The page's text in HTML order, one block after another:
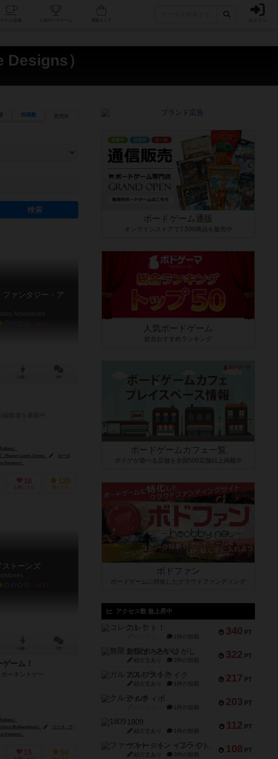
人気ボードゲーム ログイン
）
投稿数
定することができます。マニュアルを読む時間や参加者へのルール説明時間は含まれていないため、初めて
ステムを理解できるよう、中世ファンタジー・クッキング・海賊同士の対決など、ゲームコンセプトを絞
システムです。主にボードゲームに慣れている方向けの絞込機能です。例えば「ダイスロール」はランダ
ファンタジー・ア
Adventures
6.4
）
Rupert Lewis Jones）
ルーカス・ラセルダ（Lucas Lacerda）
Designs）
16
お気に入り
120
持ってる
ストーンズ
6.2
ーム！
ーネントゲー
）
McNaughton）
リース・ウォルトン（Leith Walton）
Designs）
15 50
ボードゲーム通販
オンラインストアで7,500商品を販売中
人気ボードゲーム
総合おすすめランキング
ボードゲームカフェ一覧
ボドゲが遊べる店舗を全国500店舗以上掲載中
ボドファン
ボードゲームに特化したクラウドファンディング
アクセス数 急上昇中
340 PT
コレクト！
1件の投稿
322 PT
無限まちがいさがし
紹介文あり 2件の投稿
217 PT
ガルフストライク
紹介文あり 1件の投稿
203 PT
クルティボ
1件の投稿
112 PT
1809
紹介文あり 1件の投稿
108 PT
ファースト・イン・フライト
紹介文あり 3件の投稿